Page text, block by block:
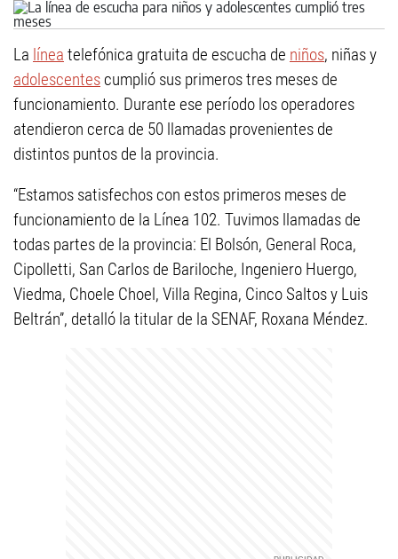
La línea telefónica gratuita de escucha de niños, niñas y
adolescentes cumplió sus primeros tres meses de
funcionamiento. Durante ese período los operadores
atendieron cerca de 50 llamadas provenientes de
distintos puntos de la provincia.
“Estamos satisfechos con estos primeros meses de
funcionamiento de la Línea 102. Tuvimos llamadas de
todas partes de la provincia: El Bolsón, General Roca,
Cipolletti, San Carlos de Bariloche, Ingeniero Huergo,
Viedma, Choele Choel, Villa Regina, Cinco Saltos y Luis
Beltrán”, detalló la titular de la SENAF, Roxana Méndez.